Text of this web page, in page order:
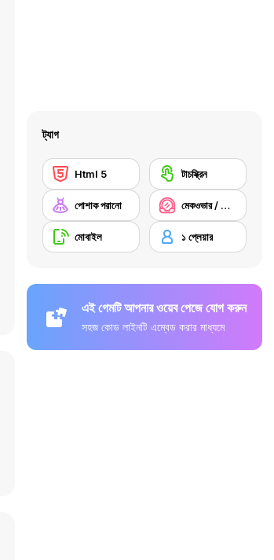
ট্যাগ
Html 5 টাচস্ক্রিন
পোশাক পরানো মেকওভার / মেক-আপ
মোবাইল ১ প্লেয়ার
এই গেমটি আপনার ওয়েব পেজে যোগ করুন
সহজ কোড লাইনটি এম্বেড করার মাধ্যমে